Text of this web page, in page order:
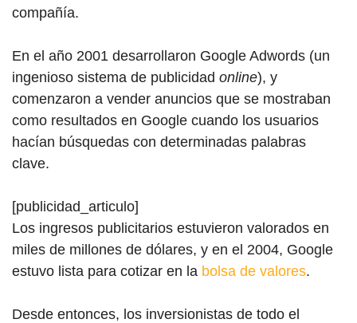
compañía.
En el año 2001 desarrollaron Google Adwords (un
ingenioso sistema de publicidad online), y
comenzaron a vender anuncios que se mostraban
como resultados en Google cuando los usuarios
hacían búsquedas con determinadas palabras
clave.
[publicidad_articulo]
Los ingresos publicitarios estuvieron valorados en
miles de millones de dólares, y en el 2004, Google
estuvo lista para cotizar en la bolsa de valores.
Desde entonces, los inversionistas de todo el